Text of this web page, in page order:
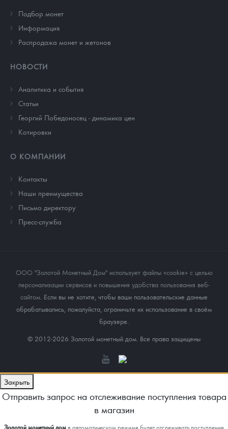
Подбор монет
Информация
Распродажа монет и жетонов
НОВОСТИ
Аналитика и события
Cтатьи
Георгий Победоносец - динамика цен
Котировки
О КОМПАНИИ
Контакты
Наши преимущества
Письмо директору
Пресс-служба
ООО "Золотой Монетный Дом" использует файлы «cookie» с целью
персонализации сервисов и повышения удобства пользования веб-
сайтом . Если вы не хотите, чтобы ваши пользовательские данные
обрабатывались, пожалуйста, ограничьте их использование в своём
браузере.
© 2012-2026 Золотой монетный дом. Все права защищены
Закрыть
Отправить запрос на отслеживание поступления товара
в магазин
Золотой монетный домв автоматическом режиме будет отслеживать поступление